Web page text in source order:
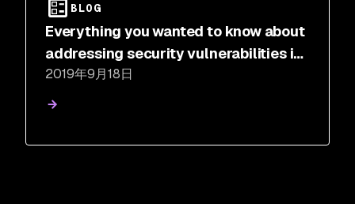
BLOG
Everything you wanted to know about
addressing security vulnerabilities in
Linux-based containers
2019年9月18日